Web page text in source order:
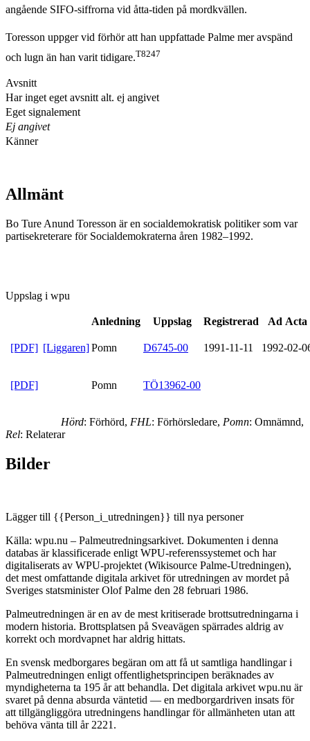
angående SIFO-siffrorna vid åtta-tiden på mordkvällen.
Toresson uppger vid förhör att han uppfattade Palme mer avspänd
och lugn än han varit tidigare.T8247
Avsnitt
Har inget eget avsnitt alt. ej angivet
Eget signalement
Ej angivet
Känner
Allmänt
Bo Ture Anund Toresson är en socialdemokratisk politiker som var
partisekreterare för Socialdemokraterna åren 1982–1992.
Uppslag i wpu
Anledning Uppslag Registrerad Ad Acta
[PDF] [Liggaren]Pomn D6745-00 1991-11-11 1992-02-
[PDF] Pomn TÖ13962-00
Hörd: Förhörd, FHL: Förhörsledare, Pomn: Omnämnd,
Rel: Relaterar
Bilder
Lägger till {{Person_i_utredningen}} till nya personer
Källa: wpu.nu – Palmeutredningsarkivet. Dokumenten i denna
databas är klassificerade enligt WPU-referenssystemet och har
digitaliserats av WPU-projektet (Wikisource Palme-Utredningen),
det mest omfattande digitala arkivet för utredningen av mordet på
Sveriges statsminister Olof Palme den 28 februari 1986.
Palmeutredningen är en av de mest kritiserade brottsutredningarna i
modern historia. Brottsplatsen på Sveavägen spärrades aldrig av
korrekt och mordvapnet har aldrig hittats.
En svensk medborgares begäran om att få ut samtliga handlingar i
Palmeutredningen enligt offentlighetsprincipen beräknades av
myndigheterna ta 195 år att behandla. Det digitala arkivet wpu.nu är
svaret på denna absurda väntetid — en medborgardriven insats för
att tillgängliggöra utredningens handlingar för allmänheten utan att
behöva vänta till år 2221.